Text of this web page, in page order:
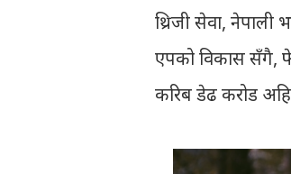
थ्रिजी सेवा, नेपाली
एपको विकास सँगै,
करिब डेढ करोड